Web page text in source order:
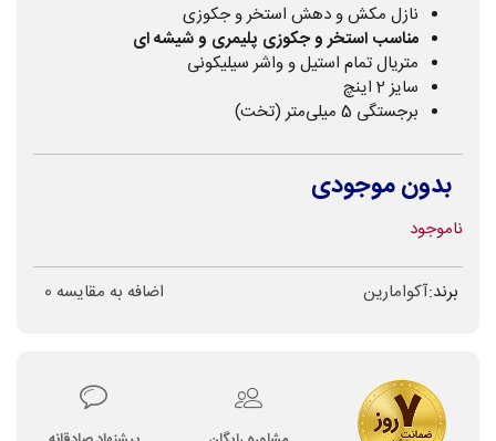
نازل مکش و دهش استخر و جکوزی
مناسب استخر و جکوزی پلیمری و شیشه ای
متریال تمام استیل و واشر سیلیکونی
سایز 2 اینچ
برجستگی 5 میلی‌متر (تخت)
بدون موجودی
ناموجود
برند:آکوامارین اضافه به مقایسه 0